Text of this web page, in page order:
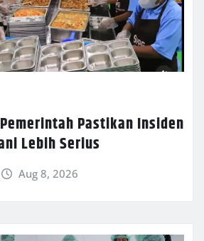
Pastikan Insiden
Lebih Serius
Aug 8, 2026